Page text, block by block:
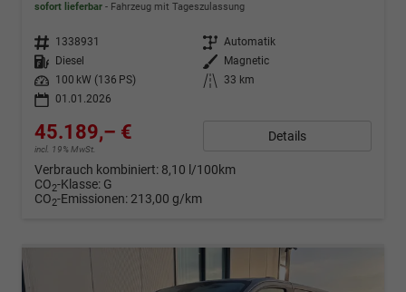
sofort lieferbar Fahrzeug mit Tageszulassung
Fahrzeugnr. 1338931 Getriebe Automatik
Kraftstoff
Diesel Außenfarbe
Magnetic
Leistung
100 kW (136 PS) Kilometerstand
33 km
01.01.2026
45.189,– €
incl. 19% MwSt.
Details
Verbrauch kombiniert: 8,10 l/100km
CO2-Klasse: G
CO2-Emissionen: 213,00 g/km